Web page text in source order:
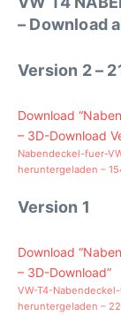
– Download
Version 2 –
Download
– 3D-Download
Nabendeckel-fuer-
heruntergeladen –
Version 1
Download
– 3D-Download”
VW-T4-
heruntergeladen –